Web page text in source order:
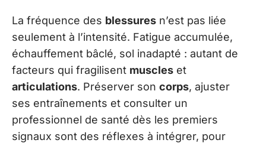
La fréquence des blessures n’est pas liée
seulement à l’intensité. Fatigue accumulée,
échauffement bâclé, sol inadapté : autant de
facteurs qui fragilisent muscles et
articulations. Préserver son corps, ajuster
ses entraînements et consulter un
professionnel de santé dès les premiers
signaux sont des réflexes à intégrer, pour